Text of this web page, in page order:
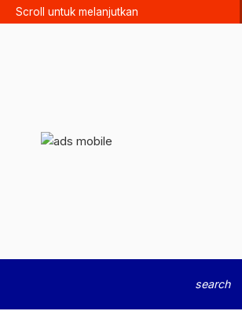
Scroll untuk melanjutkan
search